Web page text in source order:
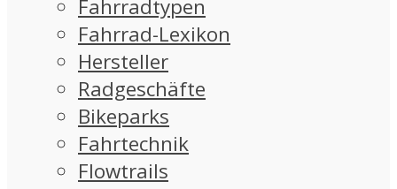
Fahrradtypen
Fahrrad-Lexikon
Hersteller
Radgeschäfte
Bikeparks
Fahrtechnik
Flowtrails